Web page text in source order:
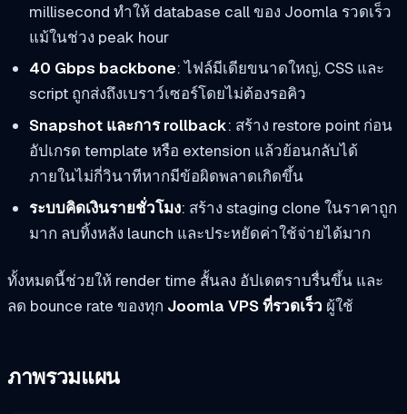
millisecond ทำให้ database call ของ Joomla รวดเร็ว
แม้ในช่วง peak hour
40 Gbps backbone: ไฟล์มีเดียขนาดใหญ่, CSS และ
script ถูกส่งถึงเบราว์เซอร์โดยไม่ต้องรอคิว
Snapshot และการ rollback: สร้าง restore point ก่อน
อัปเกรด template หรือ extension แล้วย้อนกลับได้
ภายในไม่กี่วินาทีหากมีข้อผิดพลาดเกิดขึ้น
ระบบคิดเงินรายชั่วโมง: สร้าง staging clone ในราคาถูก
มาก ลบทิ้งหลัง launch และประหยัดค่าใช้จ่ายได้มาก
ทั้งหมดนี้ช่วยให้ render time สั้นลง อัปเดตราบรื่นขึ้น และ
ลด bounce rate ของทุก Joomla VPS ที่รวดเร็ว ผู้ใช้
ภาพรวมแผน